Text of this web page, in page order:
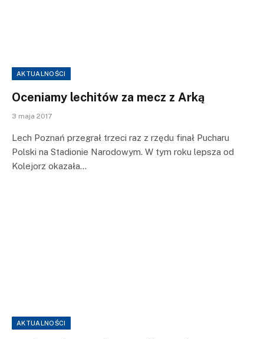
AKTUALNOŚCI
Oceniamy lechitów za mecz z Arką
3 maja 2017
Lech Poznań przegrał trzeci raz z rzędu finał Pucharu
Polski na Stadionie Narodowym. W tym roku lepsza od
Kolejorz okazała…
AKTUALNOŚCI